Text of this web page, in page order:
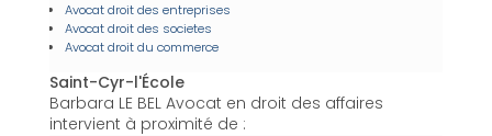
Avocat droit des entreprises
Avocat droit des societes
Avocat droit du commerce
Saint-Cyr-l'École
Barbara LE BEL Avocat en droit des affaires
intervient à proximité de :